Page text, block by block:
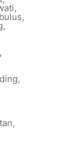
,
,
,
,
,
,